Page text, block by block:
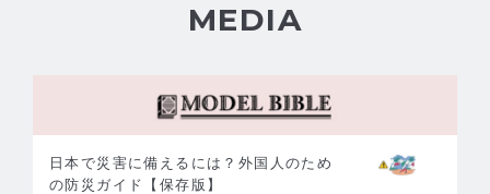
MEDIA
日本で災害に備えるには？外国人のため
の防災ガイド【保存版】